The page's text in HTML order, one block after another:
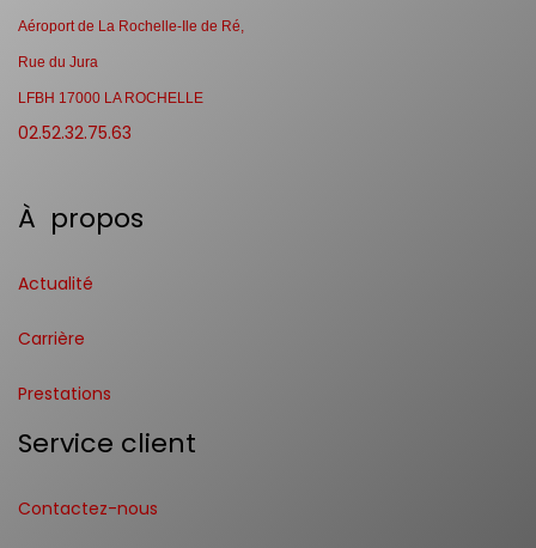
Aéroport de La Rochelle-Ile de Ré,
Rue du Jura
LFBH 17000 LA ROCHELLE
02.52.32.75.63
À propos
Actualité
Carrière
Prestations
Service client
Contactez-nous